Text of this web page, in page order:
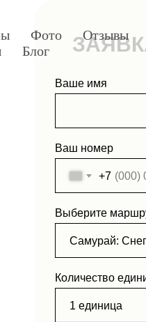
Фото
Отзывы
Блог
Ваше имя
Ваш номер
+7
Выберите
Количество